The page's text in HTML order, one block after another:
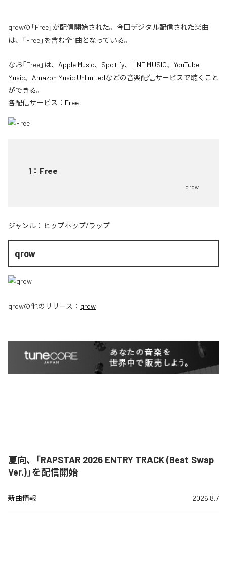
qrowの「Free」が配信開始された。今回デジタル配信された楽曲
は、「Free」を含む全1曲となっている。
なお「Free」は、 Apple Music、 Spotify、 LINE MUSIC、 YouTube
Music、 Amazon Music Unlimitedなどの音楽配信サービスで聴くこと
ができる。
各配信サービス： Free
1 ： Free
qrow
ジャンル： ヒップホップ/ラップ
qrow
qrowの他のリリース： qrow
夏向、「RAPSTAR 2026 ENTRY TRACK (Beat Swap
Ver.)」を配信開始
新曲情報 2026.8.7